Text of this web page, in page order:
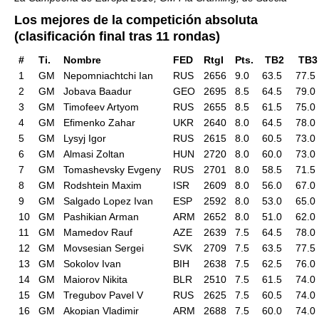
Los mejores de la competición absoluta
(clasificación final tras 11 rondas)
# Ti. Nombre FED RtgI Pts. TB2
1
GM Nepomniachtchi Ian RUS 2656 9.0 63.5
77.5
2
GM Jobava Baadur GEO 2695 8.5 64.5
79.0
3
GM Timofeev Artyom RUS 2655 8.5 61.5
75.0
4
GM Efimenko Zahar UKR 2640 8.0 64.5
78.0
5
GM Lysyj Igor RUS 2615 8.0 60.5
73.0
6
GM Almasi Zoltan HUN 2720 8.0 60.0
73.0
7
GM Tomashevsky Evgeny RUS 2701 8.0 58.5
71.5
8
GM Rodshtein Maxim ISR 2609 8.0 56.0
67.0
9
GM Salgado Lopez Ivan ESP 2592 8.0 53.0
65.0
10
GM Pashikian Arman ARM 2652 8.0 51.0
62.0
11
GM Mamedov Rauf AZE 2639 7.5 64.5
78.0
12
GM Movsesian Sergei SVK 2709 7.5 63.5
77.5
13
GM Sokolov Ivan BIH 2638 7.5 62.5
76.0
14
GM Maiorov Nikita BLR 2510 7.5 61.5
74.0
15
GM Tregubov Pavel V RUS 2625 7.5 60.5
74.0
16
GM Akopian Vladimir ARM 2688 7.5 60.0
74.0